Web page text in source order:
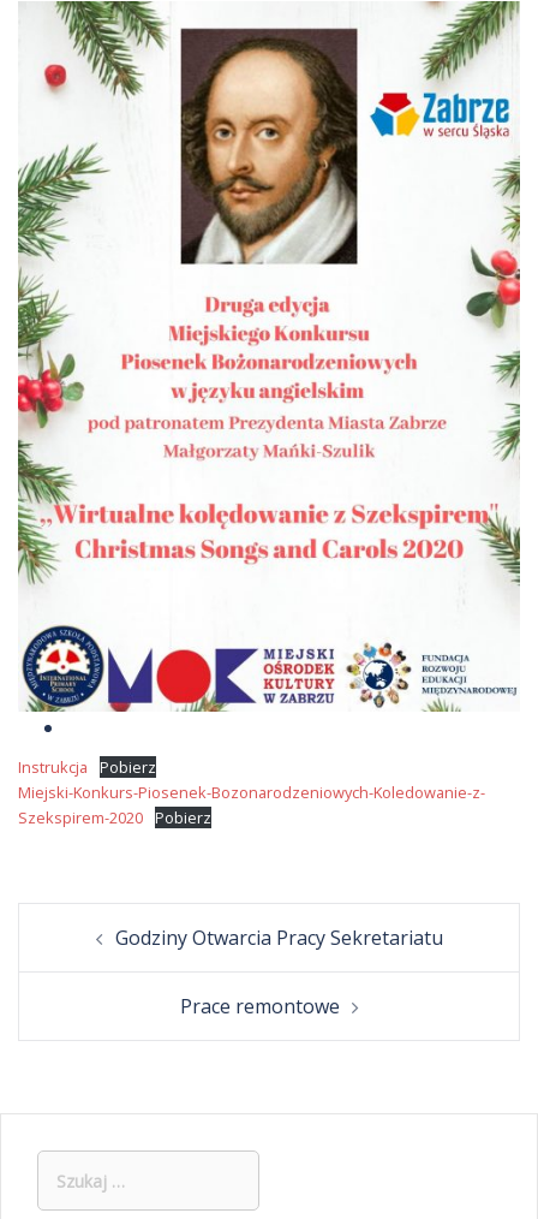
Instrukcja
Pobierz
Miejski-Konkurs-Piosenek-Bozonarodzeniowych-Koledowanie-z-
Szekspirem-2020 Pobierz
navigationGodziny Otwarcia Pracy Sekretariatu
Prace remontowe